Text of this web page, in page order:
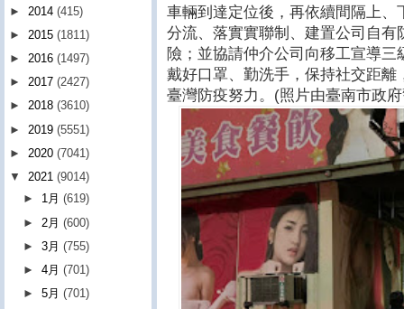
車輛到達定位後，再依續間隔上
分流、落實實聯制、建置公司自
險；並協請仲介公司向移工宣導
戴好口罩、勤洗手，保持社交距
臺灣防疫努力。(照片由臺南市政
► 2014 (415)
► 2015 (1811)
► 2016 (1497)
► 2017 (2427)
► 2018 (3610)
► 2019 (5551)
► 2020 (7041)
▼ 2021 (9014)
► 1月(619)
► 2月(600)
►3月(755)
►4月(701)
►5月(701)